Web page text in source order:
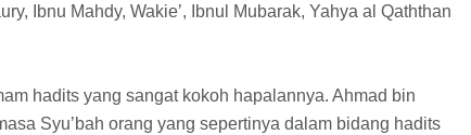
Ibnu Mahdy, Wakie’, Ibnul Mubarak, Yahya al Qaththan
hadits yang sangat kokoh hapalannya. Ahmad bin
Syu’bah orang yang sepertinya dalam bidang hadits